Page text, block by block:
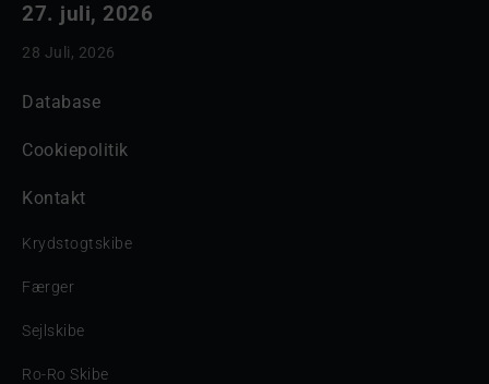
27. juli, 2026
28 Juli, 2026
Database
Cookiepolitik
Kontakt
Krydstogtskibe
Færger
Sejlskibe
Ro-Ro Skibe